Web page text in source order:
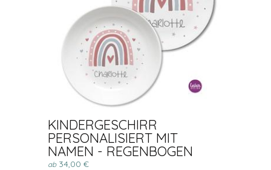
KINDERGESCHIRR
PERSONALISIERT MIT
NAMEN - REGENBOGEN
ab34,00 €